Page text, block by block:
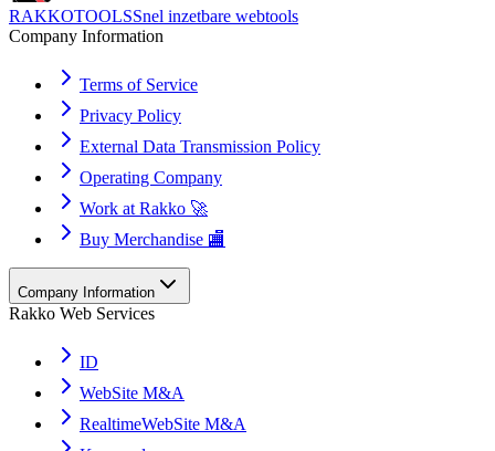
RAKKOTOOLSSnel inzetbare webtools
Company Information
Terms of Service
Privacy Policy
External Data Transmission Policy
Operating Company
Work at Rakko 🚀
Buy Merchandise 🏬
Company Information
Rakko Web Services
ID
WebSite M&A
RealtimeWebSite M&A